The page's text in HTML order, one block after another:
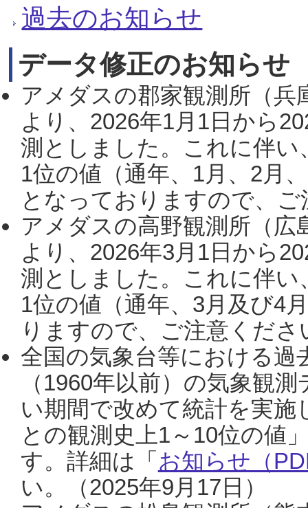
過去のお知らせ
データ修正のお知らせ
アメダスの郡家観測所（
より、2026年1月1日から
測としました。これに伴い
1位の値（通年、1月、2月
となっておりますので、
アメダスの高野観測所（
より、2026年3月1日から
測としました。これに伴い
1位の値（通年、3月及び4
りますので、ご注意くだ
全国の気象台等における過
（1960年以前）の気象観
い期間で改めて統計を実
との観測史上1～10位の値
す。詳細は「 お知らせ（
い。（2025年9月17日）